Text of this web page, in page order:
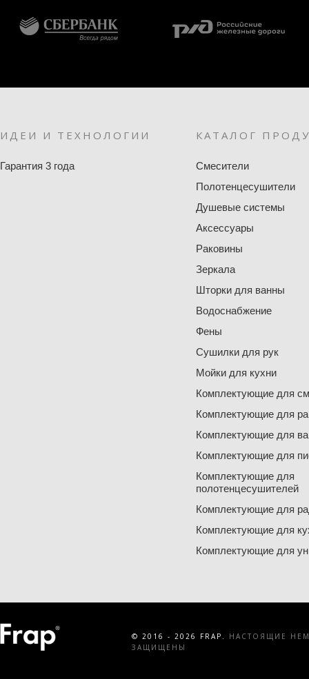
ИДЕИ И ТЕХНОЛОГИИ
Гарантия 3 года
КАТАЛОГ
Смесители
Полотенцесушители
Душевые системы
Аксессуары
Раковины
Зеркала
Шторки для ванны
Водоснабжение
Фены
Сушилки для рук
Мойки для кухни
Комплектующие для
Комплектующие для
Комплектующие для
Комплектующие для
Комплектующие для
полотенцесушителей
Комплектующие для
Комплектующие для
Комплектующие для
© 2016 - 2026 FRAP.
НАСТОЯЩИЕ
ЗАЩИЩЕНЫ